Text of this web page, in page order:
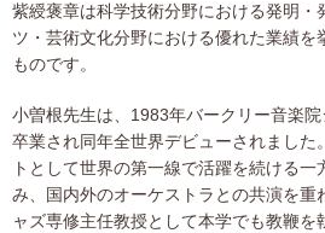
紫綬褒章は科学技術分野における発明・
ツ・芸術文化分野における優れた業績を
ものです。
小曽根先生は、1983年バークリー音楽
卒業され同年全世界デビューされました
トとして世界の第一線で活躍を続ける
み、国内外のオーケストラとの共演を重
ャズ専修主任教授として本学でも教鞭